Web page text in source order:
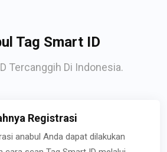
Tag Smart ID
Tercanggih Di Indonesia.
Registrasi
anabul Anda dapat dilakukan